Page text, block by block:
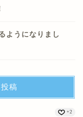
ようになりまし
稿
+2